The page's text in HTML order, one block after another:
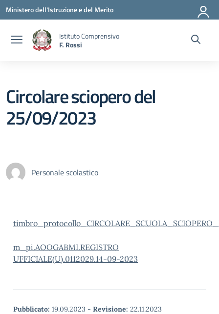
Vai ai contenuti
Vai al menu di navigazione
Vai al footer
Ministero dell'Istruzione e del Merito
Istituto Comprensivo
F. Rossi
Circolare sciopero del
25/09/2023
Personale scolastico
m_pi.AOOGABMI.REGISTRO
UFFICIALE(U).0112029.14-09-2023
Pubblicato: 19.09.2023 - Revisione: 22.11.2023